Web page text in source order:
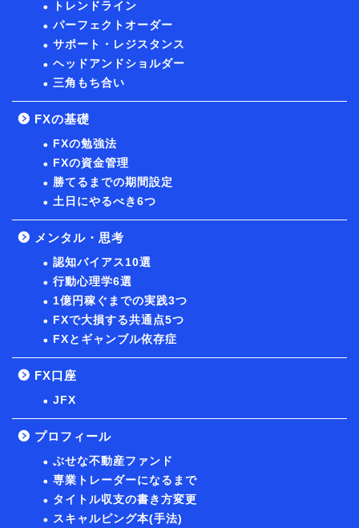
トレンドライン
パーフェクトオーダー
サポート・レジスタンス
ヘッドアンドショルダー
三角もち合い
FXの基礎
FXの勉強法
FXの資金管理
勝てるまでの期間設定
土日にやるべき6つ
メンタル・思考
認知バイアス10選
行動心理学6選
1億円稼ぐまでの実践3つ
FXで大損する共通点5つ
FXとギャンブル依存症
FX口座
JFX
プロフィール
ぶせな不動産ファンド
専業トレーダーになるまで
タイトル収支の書き方変更
スキャルピング本(手法)